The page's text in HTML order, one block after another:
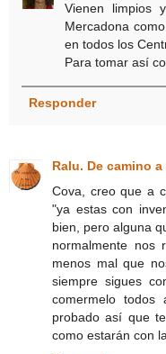
Vienen limpios
Mercadona
en todos los
Para tomar así
Responder
Ralu. De camino
Cova, creo que a
"ya estas con
bien, pero alguna
normalmente nos
menos mal que
siempre sigues
comermelo
probado así que
como estarán con